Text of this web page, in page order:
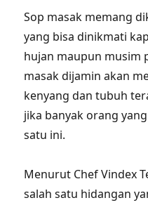
Sop masak memang
yang bisa dinikmati
hujan maupun musim
masak dijamin akan
kenyang dan tubuh
jika banyak orang
satu ini.
Menurut Chef Vindex
salah satu hidangan